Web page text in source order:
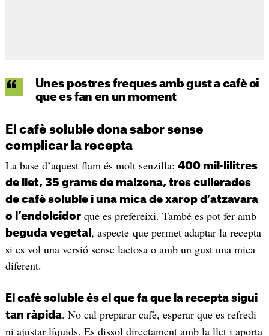
Unes postres freques amb gust a cafè oi
que es fan en un moment
El cafè soluble dona sabor sense
complicar la recepta
La base d’aquest flam és molt senzilla: 400 mil·lilitres
de llet, 35 grams de maizena, tres cullerades
de cafè soluble i una mica de xarop d’atzavara
o l’endolcidorque es prefereixi. També es pot fer amb
beguda vegetal , aspecte que permet adaptar la recepta
si es vol una versió sense lactosa o amb un gust una mica
diferent.
El cafè soluble és el que fa que la recepta sigui
tan ràpida. No cal preparar cafè, esperar que es refredi
ni ajustar líquids. Es dissol directament amb la llet i aporta